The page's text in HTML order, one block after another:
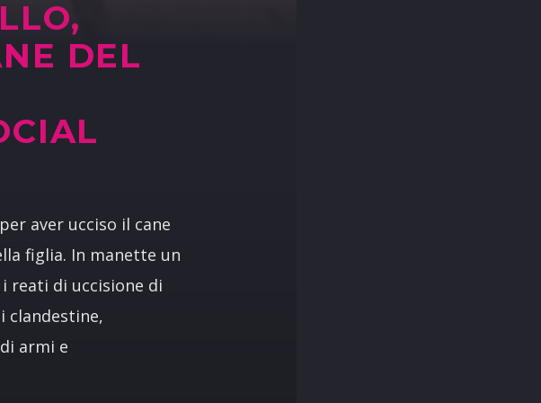
DEL
aver ucciso il cane
figlia. In manette un
reati di uccisione di
clandestine,
armi e